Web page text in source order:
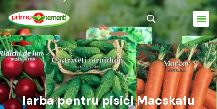
Iarba pentru pisici Macskafu